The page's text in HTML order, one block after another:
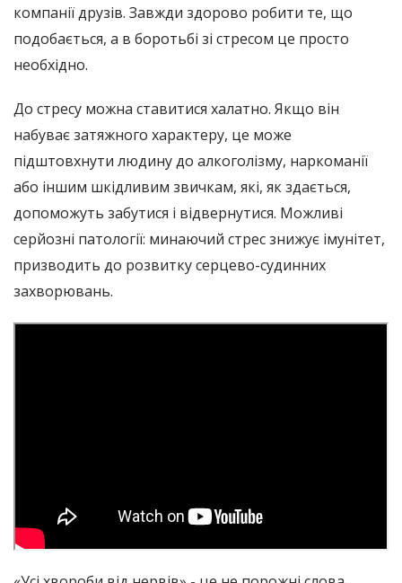
компанії друзів. Завжди здорово робити те, що
подобається, а в боротьбі зі стресом це просто
необхідно.
До стресу можна ставитися халатно. Якщо він
набуває затяжного характеру, це може
підштовхнути людину до алкоголізму, наркоманії
або іншим шкідливим звичкам, які, як здається,
допоможуть забутися і відвернутися. Можливі
серйозні патології: минаючий стрес знижує імунітет,
призводить до розвитку серцево-судинних
захворювань.